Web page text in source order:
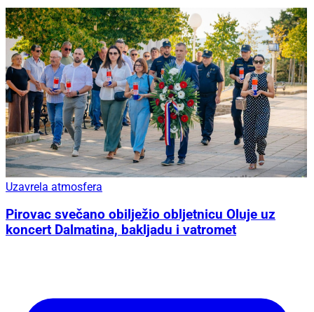
Uzavrela atmosfera
Pirovac svečano obilježio obljetnicu Oluje uz
koncert Dalmatina, bakljadu i vatromet